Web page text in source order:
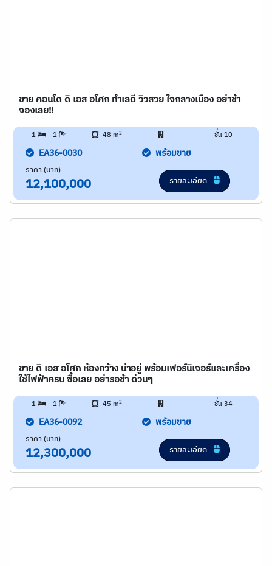
ขาย คอนโด ดิ เอส อโศก ทำเลดี วิวสวย ใจกลางเมือง อย่าช้า
จองเลย!!
1 1 48 m2 - ชั้น 10
EA36-0030 พร้อมขาย
ราคา (บาท)
12,100,000 รายละเอียด
ขาย ดิ เอส อโศก ห้องกว้าง น่าอยู่ พร้อมเฟอร์นิเจอร์และเครื่อง
ใช้ไฟฟ้าครบ ซื้อเลย อย่ารอช้า ด่วนๆ
1 1 45 m2 - ชั้น 34
EA36-0092 พร้อมขาย
ราคา (บาท)
12,300,000 รายละเอียด